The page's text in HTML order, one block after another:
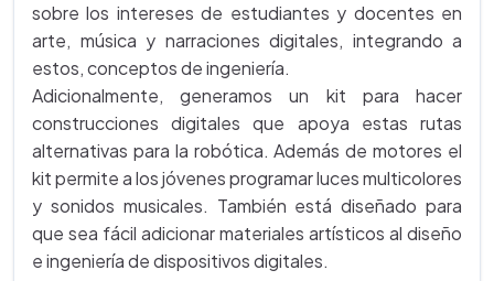
sobre los intereses de estudiantes y docentes en
arte, música y narraciones digitales, integrando a
estos, conceptos de ingeniería.
Adicionalmente, generamos un kit para hacer
construcciones digitales que apoya estas rutas
alternativas para la robótica. Además de motores el
kit permite a los jóvenes programar luces multicolores
y sonidos musicales. También está diseñado para
que sea fácil adicionar materiales artísticos al diseño
e ingeniería de dispositivos digitales.